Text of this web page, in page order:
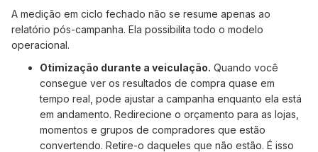
A medição em ciclo fechado não se resume apenas ao
relatório pós-campanha. Ela possibilita todo o modelo
operacional.
Otimização durante a veiculação. Quando você
consegue ver os resultados de compra quase em
tempo real, pode ajustar a campanha enquanto ela está
em andamento. Redirecione o orçamento para as lojas,
momentos e grupos de compradores que estão
convertendo. Retire-o daqueles que não estão. É isso